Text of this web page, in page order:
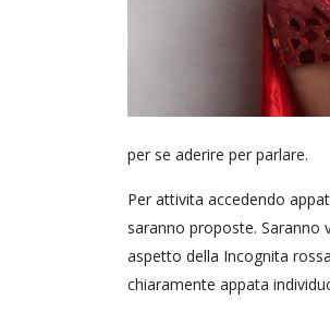
per se aderire per parlare.
Per attivita accedendo
saranno proposte. Saranno
aspetto della Incognita
chiaramente appata